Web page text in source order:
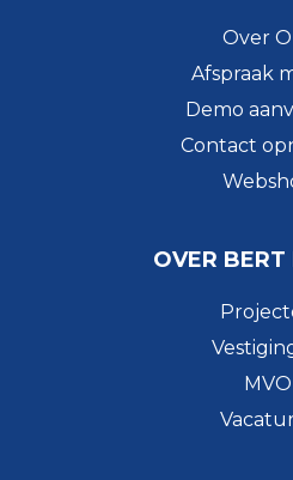
Over
Afspraak
Demo
Contact
OVER BERT
MVO